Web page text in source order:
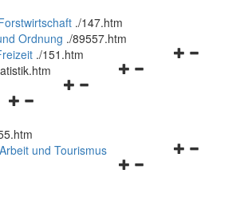
./147.htm
Ordnung ./89557.htm
Navigationsmenü
./151.htm
Navigationsmenü
Navigationsmenü
und
schließen
Navigationsmenü
und Tourismus